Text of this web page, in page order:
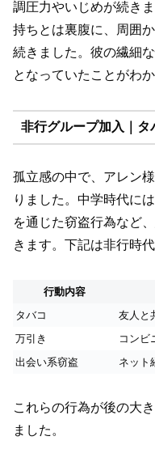
調圧力やいじめが続き
持ちとは裏腹に、周囲
続きました。彼の繊細
となっていたことがわか
非行グループ加入｜タ
孤立感の中で、アレン
りました。中学時代に
を通じた窃盗行為など
きます。下記は非行時
行動内容
タバコ
友人と
万引き
コンビ
出会い系窃盗
ネット
これらの行為が後の大
ました。